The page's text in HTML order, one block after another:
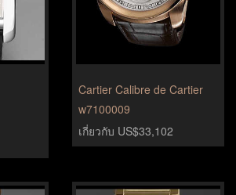
Cartier Calibre de Cartier
w7100009
เกี่ยวกับ US$33,102